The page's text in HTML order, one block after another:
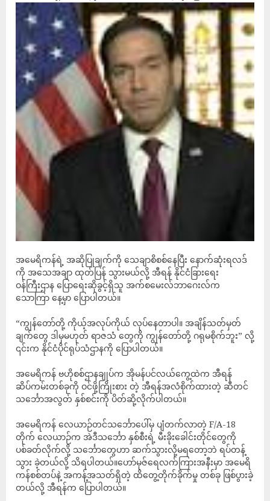
အမေရိကန်ရဲ့ အဆိုပြုချက်ကို သေချာစိစစ်နေပြီး နောက်ဆုံးရလဒ်
ကို အသေအချာ ထုတ်ပြန် သွားမယ်လို့ အီရန် နိုင်ငံခြားရေး
ဝန်ကြီးဌာန ပြောရေးဆိုခွင့်ရှိသူ အက်စမေးလ်ဘာဂေးလ်က
သောကြာ နေ့မှာ ပြောပါတယ်။
“ကျွန်တော်တို့ ကိုယ့်အလုပ်ကိုယ် လုပ်နေတာပါ။ အချိန်သတ်မှတ်
ချက်တွေ ဒါမှမဟုတ် ရာဇသံ တွေကို ကျွန်တော်တို့ ဂရုမစိုက်ဘူး” လို့
၎င်းက နိုင်ငံပိုင်ရုပ်သံဌာနကို ပြောပါတယ်။
အမေရိကန် ဗဟိုစစ်ဌာနချုပ်က အိုမန်ပင်လယ်ကွေ့ထဲက အီရန်
ဆိပ်ကမ်းတစ်ခုကို ဝင်ဖို့ကြိုးစား တဲ့ အီရန်အလံစိုက်ထားတဲ့ ဆီတင်
သင်္ဘောအလွတ် နှစ်စင်းကို ပိတ်ဆို့လိုက်ပါတယ်။
အမေရိကန် လေယာဉ်တင်သင်္ဘောပေါ်မှ ပျံတက်လာတဲ့ F/A-18
တိုက် လေယာဉ်က အဲဒီသင်္ဘော နှစ်စီးရဲ့ မီးခိုးခေါင်းတိုင်တွေကို
ပစ်ခတ်လိုက်လို့ သင်္ဘောတွေဟာ ဆက်သွားလို့မရတော့ဘဲ ရပ်တန့်
သွား ခဲ့တယ်လို့ သိရပါတယ်။ဟော်မုဇ်ရေလက်ကြားအနီးမှာ အမေရိ
ကန်စစ်တပ်နဲ့ အကန့်အသတ်ရှိတဲ့ ထိတွေ့တိုက်ခိုက်မှု တစ်ခု ဖြစ်ပွားခဲ့
တယ်လို့ အီရန်က ပြောပါတယ်။